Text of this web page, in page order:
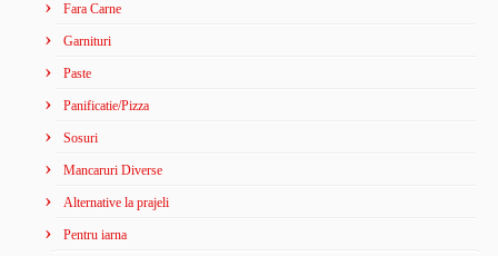
Fara Carne
Garnituri
Paste
Panificatie/Pizza
Sosuri
Mancaruri Diverse
Alternative la prajeli
Pentru iarna